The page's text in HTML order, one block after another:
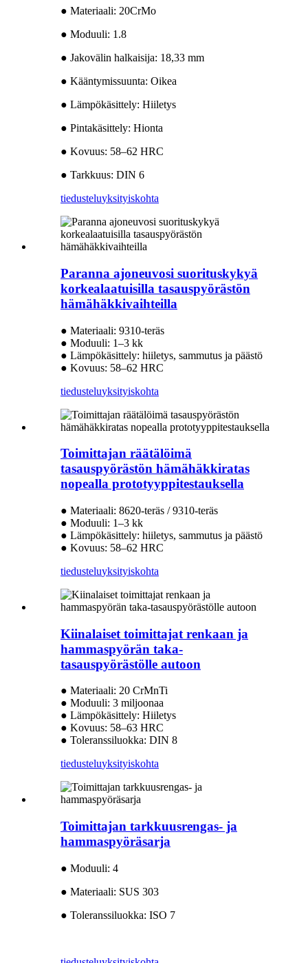
● Materiaali: 20CrMo
● Moduuli: 1.8
● Jakovälin halkaisija: 18,33 mm
● Kääntymissuunta: Oikea
● Lämpökäsittely: Hiiletys
● Pintakäsittely: Hionta
● Kovuus: 58–62 HRC
● Tarkkuus: DIN 6
tiedusteluyksityiskohta
Paranna ajoneuvosi suorituskykyä
korkealaatuisilla tasauspyörästön
hämähäkkivaihteilla
● Materiaali: 9310-teräs
● Moduuli: 1–3 kk
● Lämpökäsittely: hiiletys, sammutus ja päästö
● Kovuus: 58–62 HRC
tiedusteluyksityiskohta
Toimittajan räätälöimä
tasauspyörästön hämähäkkiratas
nopealla prototyyppitestauksella
● Materiaali: 8620-teräs / 9310-teräs
● Moduuli: 1–3 kk
● Lämpökäsittely: hiiletys, sammutus ja päästö
● Kovuus: 58–62 HRC
tiedusteluyksityiskohta
Kiinalaiset toimittajat renkaan ja
hammaspyörän taka-
tasauspyörästölle autoon
● Materiaali: 20 CrMnTi
● Moduuli: 3 miljoonaa
● Lämpökäsittely: Hiiletys
● Kovuus: 58–63 HRC
● Toleranssiluokka: DIN 8
tiedusteluyksityiskohta
Toimittajan tarkkuusrengas- ja
hammaspyöräsarja
● Moduuli: 4
● Materiaali: SUS 303
● Toleranssiluokka: ISO 7